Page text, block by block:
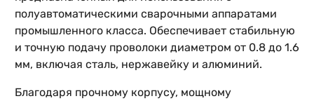
полуавтоматическими сварочными аппаратами
промышленного класса. Обеспечивает стабильную
и точную подачу проволоки диаметром от 0.8 до 1.6
мм, включая сталь, нержавейку и алюминий.
Благодаря прочному корпусу, мощному